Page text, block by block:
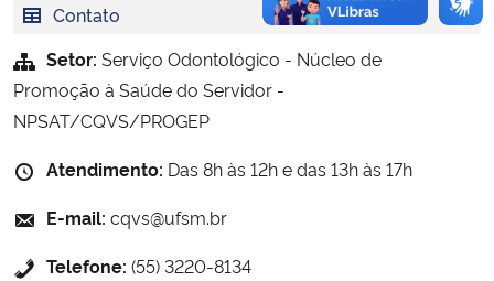
Contato
Setor: Serviço Odontológico - Núcleo de
Promoção à Saúde do Servidor -
NPSAT/CQVS/PROGEP
Atendimento: Das 8h às 12h e das 13h às 17h
E-mail: cqvs@ufsm.br
Telefone: (55) 3220-8134